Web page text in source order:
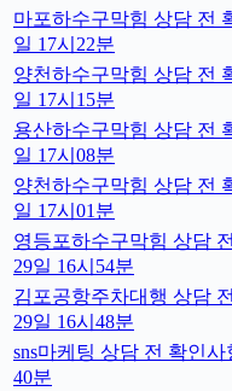
마포하수구막힘 상담 전
일 17시22분
양천하수구막힘 상담 전
일 17시15분
용산하수구막힘 상담 전
일 17시08분
양천하수구막힘 상담 전
일 17시01분
영등포하수구막힘 상담
29일 16시54분
김포공항주차대행 상담
29일 16시48분
sns마케팅 상담 전 확인사
40분